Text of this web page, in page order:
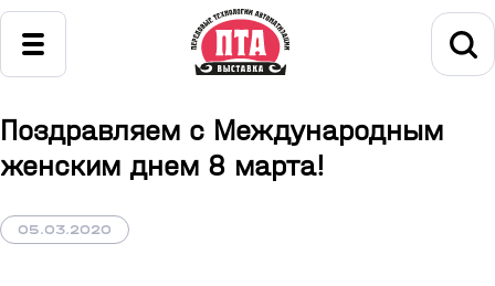
Поздравляем с Международным
женским днем 8 марта!
05.03.2020